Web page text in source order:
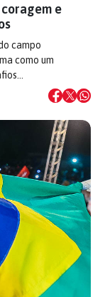
e
campo
como um